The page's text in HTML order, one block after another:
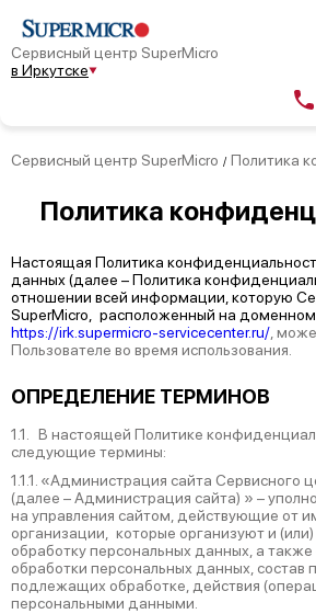
Сервисный центр SuperMicro
в Иркутске
Сервисный центр SuperMicro / Политика
Политика
Настоящая Политика
данных (далее – Политика
отношении всей информации, которую
SuperMicro, расположенный на
https://irk.supermicro-servicecenter.ru/ ,
Пользователе во время использования.
ОПРЕДЕЛЕНИЕ ТЕРМИНОВ
1.1. В настоящей Политике
следующие термины:
1.1.1. «Администрация сайта Сервисного
(далее – Администрация сайта) » –
на управления сайтом, действующие от
организации, которые организуют и
обработку персональных данных, а
обработки персональных данных, состав
подлежащих обработке, действия
персональными данными.